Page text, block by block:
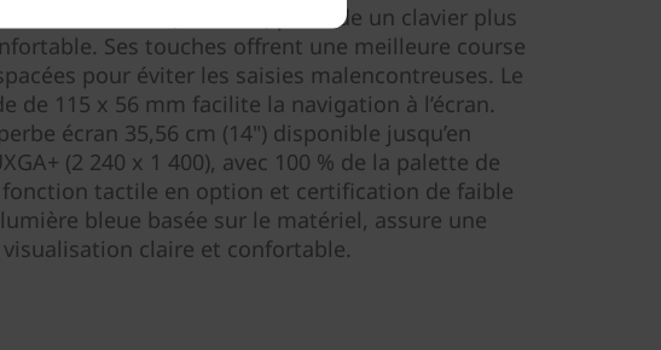
E14 Gen 5 (14" AMD) possède un clavier plus
Ses touches offrent une meilleure course
pour éviter les saisies malencontreuses. Le
de 115 x 56 mm facilite la navigation à l’écran.
écran 35,56 cm (14") disponible jusqu’en
(2 240 x 1 400), avec 100 % de la palette de
fonction tactile en option et certification de faible
bleue basée sur le matériel, assure une
visualisation claire et confortable.